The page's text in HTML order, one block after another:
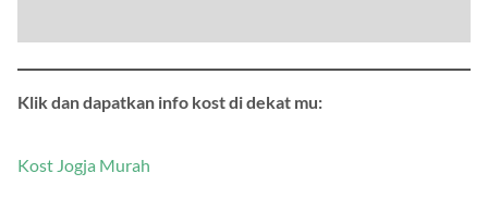
Klik dan dapatkan info kost di dekat mu:
Kost Jogja Murah